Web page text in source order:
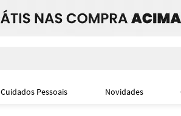
Cuidados Pessoais Novidades